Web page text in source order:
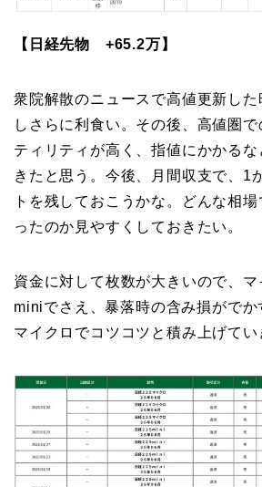
【日経先物 +65.2万】
衆院解散のニュースで高値更新し
しさらに利食い。その後、高値圏
ティリティが高く、指値にかかる
きたと思う。今後、月間収支で、1
トを残しておこうかな。どんな相
ったのか見やすくしておきたい。
資金に対して枚数が大きいので、マ
miniでさえ、暴落時の含み損がでか
マイクロでコツコツと積み上げてい